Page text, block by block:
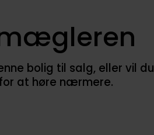
bolig til salg, eller vil du
at høre nærmere.